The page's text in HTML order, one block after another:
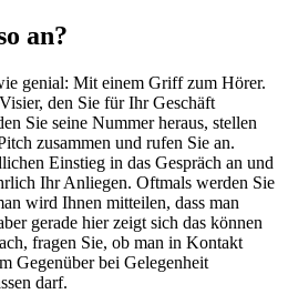
an?
genial: Mit einem Griff zum Hörer.
den Sie für Ihr Geschäft
Sie seine Nummer heraus, stellen
zusammen und rufen Sie an.
Einstieg in das Gespräch an und
Ihr Anliegen. Oftmals werden Sie
wird Ihnen mitteilen, dass man
gerade hier zeigt sich das können
fragen Sie, ob man in Kontakt
Gegenüber bei Gelegenheit
darf.